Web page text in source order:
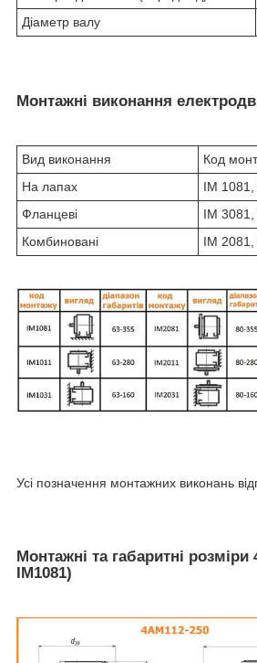
Діаметр валу
Монтажні виконання
Вид виконання
Код
На лапах
IM 1081,
Фланцеві
IM 3081,
Комбиновані
IM 2081,
Усі позначення монтажних виконань
Монтажні та габаритні
IM1081)